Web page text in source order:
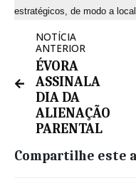
estratégicos, de modo a
NOTÍCIA
ANTERIOR
ÉVORA
ASSINALA
DIA DA
ALIENAÇÃO
PARENTAL
Compartilhe este